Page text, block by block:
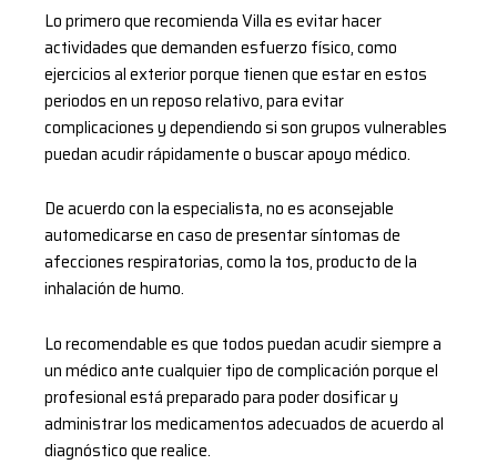
Lo primero que recomienda Villa es evitar hacer
actividades que demanden esfuerzo físico, como
ejercicios al exterior porque tienen que estar en estos
periodos en un reposo relativo, para evitar
complicaciones y dependiendo si son grupos vulnerables
puedan acudir rápidamente o buscar apoyo médico.
De acuerdo con la especialista, no es aconsejable
automedicarse en caso de presentar síntomas de
afecciones respiratorias, como la tos, producto de la
inhalación de humo.
Lo recomendable es que todos puedan acudir siempre a
un médico ante cualquier tipo de complicación porque el
profesional está preparado para poder dosificar y
administrar los medicamentos adecuados de acuerdo al
diagnóstico que realice.